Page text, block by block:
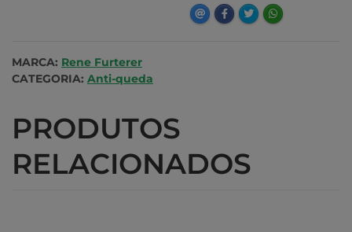
MARCA: Rene Furterer
CATEGORIA: Anti-queda
PRODUTOS
RELACIONADOS